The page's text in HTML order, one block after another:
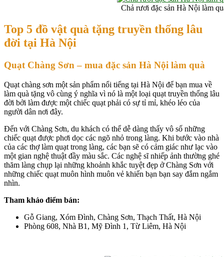
Chả rươi đặc sản Hà Nội làm
Top 5 đồ vật quà tặng truyền thống lâu
đời tại Hà Nội
Quạt Chàng Sơn – mua đặc sản Hà Nội làm quà
Quạt chàng sơn một sản phẩm nổi tiếng tại Hà Nội để bạn mua về
làm quà tặng vô cùng ý nghĩa vì nó là một loại quạt truyền thống lâu
đời bởi làm được một chiếc quạt phải có sự tỉ mỉ, khéo léo của
người dân nơi đây.
Đến với Chàng Sơn, du khách có thể dễ dàng thấy vô số những
chiếc quạt được phơi dọc các ngõ nhỏ trong làng. Khi bước vào nhà
của các thợ làm quạt trong làng, các bạn sẽ có cảm giác như lạc vào
một gian nghệ thuật đầy màu sắc. Các nghệ sĩ nhiếp ảnh thường ghé
thăm làng chụp lại những khoảnh khắc tuyệt đẹp ở Chàng Sơn với
những chiếc quạt muôn hình muôn vẻ khiến bạn bạn say đắm ngắm
nhìn.
Tham khảo điểm bán:
Gỗ Giang, Xóm Đình, Chàng Sơn, Thạch Thất, Hà Nội
Phòng 608, Nhà B1, Mỹ Đình 1, Từ Liêm, Hà Nội